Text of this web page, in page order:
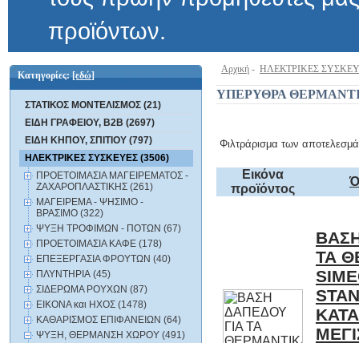
προϊόντων.
Κατηγορίες:[εδώ]
ΣΤΑΤΙΚΟΣ ΜΟΝΤΕΛΙΣΜΟΣ (21)
ΕΙΔΗ ΓΡΑΦΕΙΟΥ, B2B (2697)
ΕΙΔΗ ΚΗΠΟΥ, ΣΠΙΤΙΟΥ (797)
ΗΛΕΚΤΡΙΚΕΣ ΣΥΣΚΕΥΕΣ (3506)
ΠΡΟΕΤΟΙΜΑΣΙΑ ΜΑΓΕΙΡΕΜΑΤΟΣ -
ΖΑΧΑΡΟΠΛΑΣΤΙΚΗΣ (261)
ΜΑΓΕΙΡΕΜΑ - ΨΗΣΙΜΟ -
ΒΡΑΣΙΜΟ (322)
ΨΥΞΗ ΤΡΟΦΙΜΩΝ - ΠΟΤΩΝ (67)
ΠΡΟΕΤΟΙΜΑΣΙΑ ΚΑΦΕ (178)
ΕΠΕΞΕΡΓΑΣΙΑ ΦΡΟΥΤΩΝ (40)
ΠΛΥΝΤΗΡΙΑ (45)
ΣΙΔΕΡΩΜΑ ΡΟΥΧΩΝ (87)
ΕΙΚΟΝΑ και ΗΧΟΣ (1478)
ΚΑΘΑΡΙΣΜΟΣ ΕΠΙΦΑΝΕΙΩΝ (64)
ΨΥΞΗ, ΘΕΡΜΑΝΣΗ ΧΩΡΟΥ (491)
Αρχική - ΗΛΕΚΤΡΙΚΕΣ
ΥΠΕΡΥΘΡΑ
Φιλτράρισμα των
Εικόνα
προϊόντος
ΤΑ